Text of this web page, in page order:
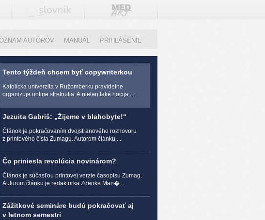
AUTOROV MANUÁL PRIHLÁSENIE
Tento týždeň chcem byť copywriterkou
Katolícka univerzita v Ružomberku pravidelne
organizuje online stretnutia. A nielen také hocija ...
Jezuita Gabriš: „Žijeme v blahobyte!“
Článok je pokračovaním dvojstranového rozhovoru
z printového čísla Zumagu. Autorom článku ...
Čo priniesla revolúcia novinárom?
Článok je súčasťou printovej verzie časopisu Zumag.
Autorom článku je redaktorka Zdenka Man� ...
Zážitkové semináre budú pokračovať aj
v letnom semestri